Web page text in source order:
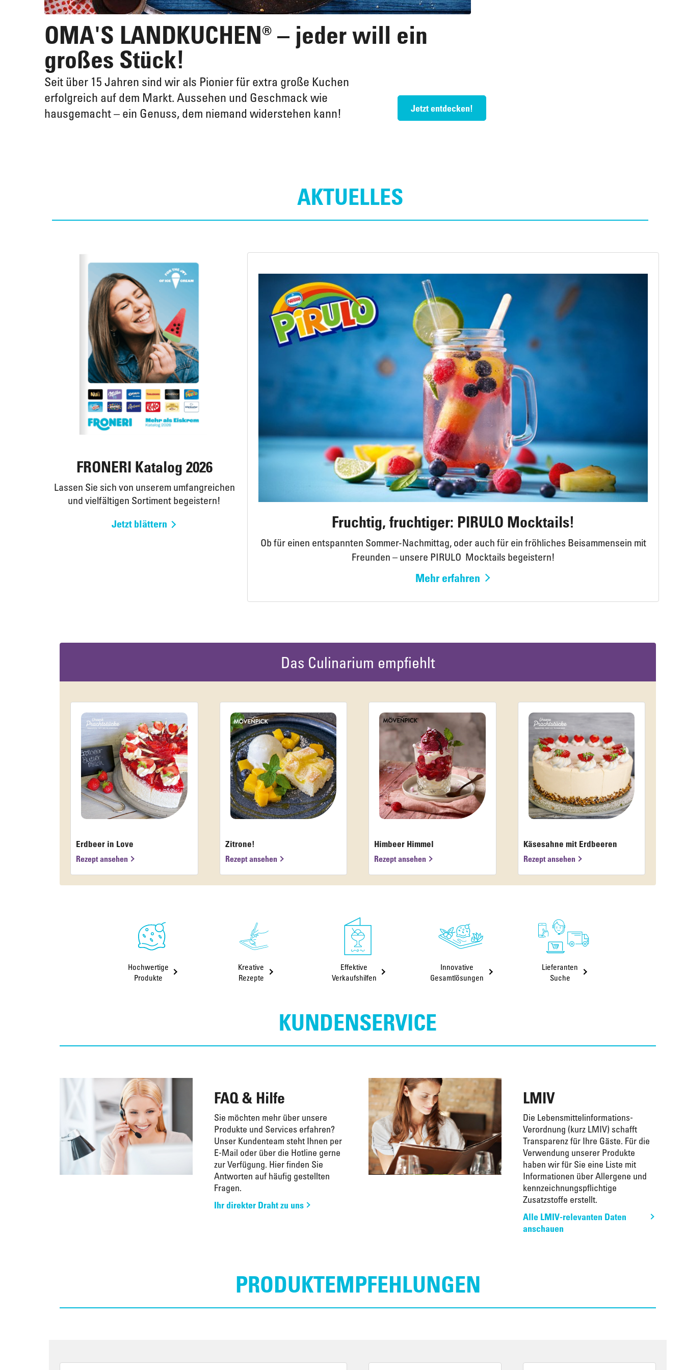
OMA'S LANDKUCHEN® – jeder will ein
großes Stück!
Seit über 15 Jahren sind wir als Pionier für extra große Kuchen
erfolgreich auf dem Markt. Aussehen und Geschmack wie
hausgemacht – ein Genuss, dem niemand widerstehen kann!
Jetzt entdecken!
AKTUELLES
FRONERI Katalog 2026
Lassen Sie sich von unserem umfangreichen
und vielfältigen Sortiment begeistern!
Jetzt blättern Fruchtig, fruchtiger: PIRULO Mocktails!
Ob für einen entspannten Sommer-Nachmittag, oder auch für ein fröhliches Beisammensein mit
Freunden – unsere PIRULO Mocktails begeistern!
Mehr erfahren
Das Culinarium empfiehlt
Erdbeer in Love
Rezept ansehen
Zitrone!
Rezept ansehen
Himbeer Himmel
Rezept ansehen
Käsesahne mit Erdbeeren
Rezept ansehen
Hochwertige
Produkte
Kreative
Rezepte
Effektive
Verkaufshilfen
Innovative
Gesamtlösungen
Lieferanten
Suche
KUNDENSERVICE
FAQ & Hilfe
Sie möchten mehr über unsere
Produkte und Services erfahren?
Unser Kundenteam steht Ihnen per
E-Mail oder über die Hotline gerne
zur Verfügung. Hier finden Sie
Antworten auf häufig gestellten
Fragen.
Ihr direkter Draht zu uns
LMIV
Die Lebensmittelinformations-
Verordnung (kurz LMIV) schafft
Transparenz für Ihre Gäste. Für die
Verwendung unserer Produkte
haben wir für Sie eine Liste mit
Informationen über Allergene und
kennzeichnungspflichtige
Zusatzstoffe erstellt.
Alle LMIV-relevanten Daten
anschauen
PRODUKTEMPFEHLUNGEN